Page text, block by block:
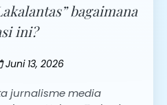
bagaimana
ini?
Juni 13, 2026
jurnalisme media